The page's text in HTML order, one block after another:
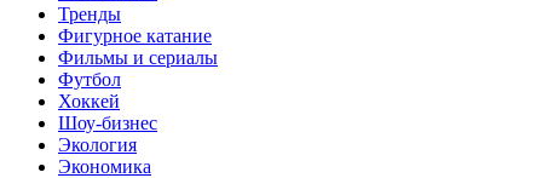
Тренды
Фигурное катание
Фильмы и сериалы
Футбол
Хоккей
Шоу-бизнес
Экология
Экономика